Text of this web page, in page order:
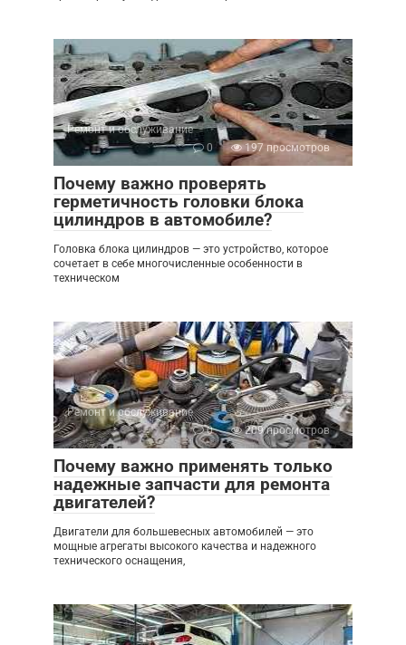
Ремонт и обслуживание
0
197 просмотров
Почему важно проверять
герметичность головки блока
цилиндров в автомобиле?
Головка блока цилиндров — это устройство, которое
сочетает в себе многочисленные особенности в
техническом
Ремонт и обслуживание
0
209 просмотров
Почему важно применять только
надежные запчасти для ремонта
двигателей?
Двигатели для большевесных автомобилей — это
мощные агрегаты высокого качества и надежного
технического оснащения,